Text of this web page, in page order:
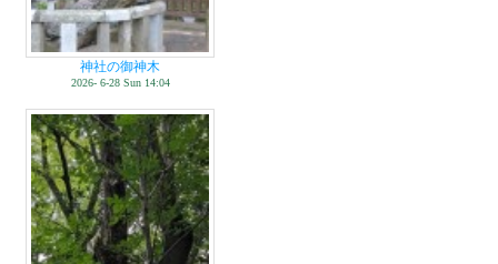
神社の御神木
2026- 6-28 Sun 14:04